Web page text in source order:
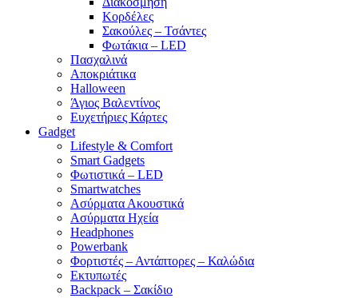
Κορδέλες
Σακούλες – Τσάντες
Φωτάκια – LED
Πασχαλινά
Αποκριάτικα
Halloween
Άγιος Βαλεντίνος
Ευχετήριες Κάρτες
Gadget
Lifestyle & Comfort
Smart Gadgets
Φωτιστικά – LED
Smartwatches
Ασύρματα Ακουστικά
Ασύρματα Ηχεία
Headphones
Powerbank
Φορτιστές – Αντάπτορες – Καλώδια
Εκτυπωτές
Backpack – Σακίδιο